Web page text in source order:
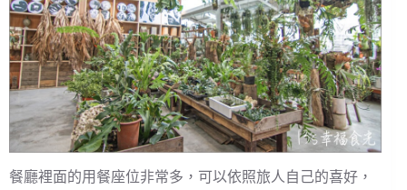
餐廳裡面的用餐座位非常多，可以依照旅人自己的喜好，